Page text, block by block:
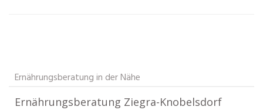
Ernährungsberatung in der Nähe
Ernährungsberatung Ziegra-Knobelsdorf